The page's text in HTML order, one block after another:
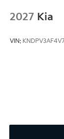
2027 Kia
VIN: